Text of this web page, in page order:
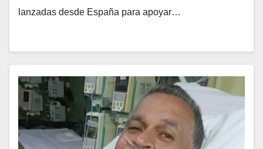
lanzadas desde España para apoyar…